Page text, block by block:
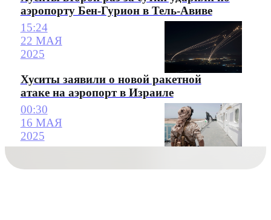
аэропорту Бен-Гурион в Тель-Авиве
15:24
22 МАЯ
2025
Хуситы заявили о новой ракетной
атаке на аэропорт в Израиле
00:30
16 МАЯ
2025